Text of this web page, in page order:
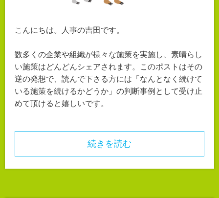
こんにちは。人事の吉田です。
数多くの企業や組織が様々な施策を実施し、素晴らし
い施策はどんどんシェアされます。このポストはその
逆の発想で、読んで下さる方には「なんとなく続けて
いる施策を続けるかどうか」の判断事例として受け止
めて頂けると嬉しいです。
続きを読む